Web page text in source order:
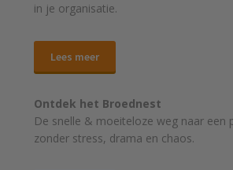
in je organisatie.
Lees meer
Ontdek het Broednest
De snelle & moeiteloze weg naar een
zonder stress, drama en chaos.